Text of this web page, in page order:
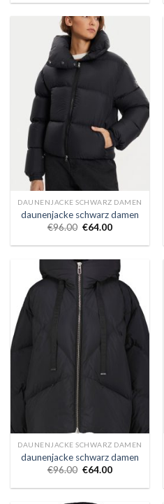
DAUNENJACKE SCHWARZ DAMEN
daunenjacke schwarz damen
€96.00 €64.00
DAUNENJACKE SCHWARZ DAMEN
daunenjacke schwarz damen
€96.00 €64.00